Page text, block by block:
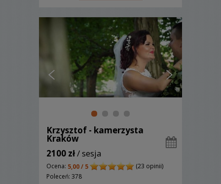
Krzysztof - kamerzysta
Kraków
2100 zł/ sesja
Ocena: 5,00 / 5
(23 opinii)
Poleceń: 378